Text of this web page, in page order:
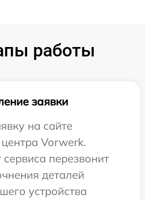
работы
заявки
на сайте
Vorwerk.
перезвонит
деталей
устройства